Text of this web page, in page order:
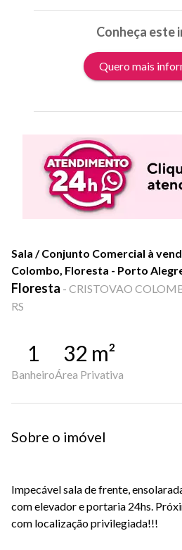
Conheça este
Quero mais
Sala / Conjunto Comercial à
Colombo, Floresta - Porto
Floresta - CRISTOVAO
RS
1
Banheiro
32 m²
Área Privativa
Sobre o imóvel
Impecável sala de frente,
com elevador e portaria 24hs.
com localização privilegiada!!!